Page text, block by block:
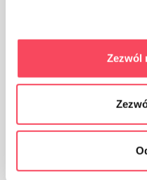
Zezwól
Да се ​​съхранява на